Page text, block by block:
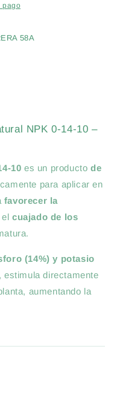
pago
58A
NPK 0-14-10 –
10 es un productode
para aplicar en
favorecer la
elcuajado de los
(14%) y potasio
estimula directamente
aumentando la